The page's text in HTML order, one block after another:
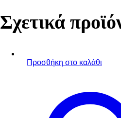
Σχετικά
Προσθήκη στο καλάθι